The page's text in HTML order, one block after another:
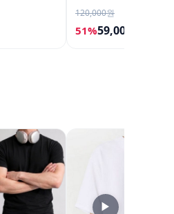
120,000원
51%59,000원
▶